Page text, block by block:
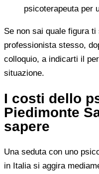
psicoterapeuta per
Se non sai quale figura
professionista stesso,
colloquio, a indicarti il
situazione.
I costi dello
Piedimonte
sapere
Una seduta con uno
in Italia si aggira